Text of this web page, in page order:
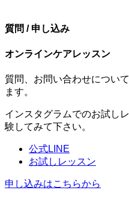
質問 / 申し込み
オンラインケアレッスン
質問、お問い合わせについ
ます。
インスタグラムでのお試し
験してみて下さい。
公式LINE
お試しレッスン
申し込みはこちらから